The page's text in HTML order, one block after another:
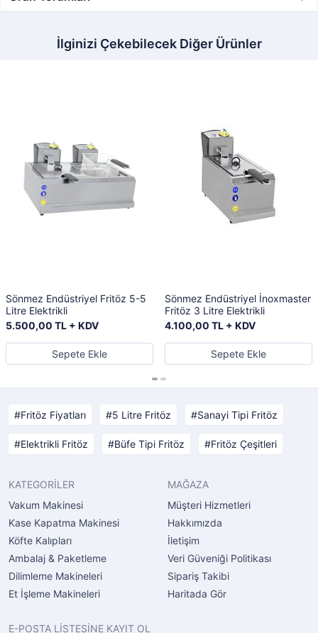
İlginizi Çekebilecek Diğer Ürünler
Sönmez Endüstriyel Fritöz 5-5
Litre Elektrikli
5.500,00 TL + KDV
Sepete Ekle
Sönmez Endüstriyel İnoxmaster
Fritöz 3 Litre Elektrikli
4.100,00 TL + KDV
Sepete Ekle
Fritöz Fiyatları 5 Litre Fritöz Sanayi Tipi Fritöz
Elektrikli Fritöz Büfe Tipi Fritöz Fritöz Çeşitleri
KATEGORİLER
Vakum Makinesi
Kase Kapatma Makinesi
Köfte Kalıpları
Ambalaj & Paketleme
Dilimleme Makineleri
Et İşleme Makineleri
MAĞAZA
Müşteri Hizmetleri
Hakkımızda
İletişim
Veri Güveniği Politikası
Sipariş Takibi
Haritada Gör
E-POSTA LİSTESİNE KAYIT OL